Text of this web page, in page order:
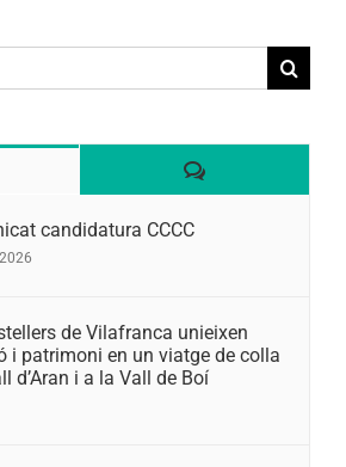
Comentaris
candidatura CCCC
de Vilafranca unieixen
i patrimoni en un viatge de colla
d’Aran i a la Vall de Boí